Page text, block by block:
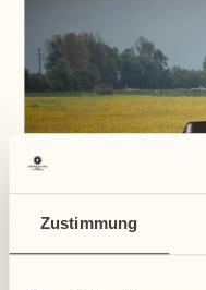
Zustimmung